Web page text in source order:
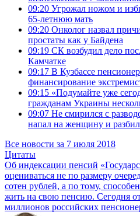
09:20 Угрожал ножом и
65-летнюю мать
09:20 Онколог назвал
простаты как у Байдена
09:19 СК возбудил дело
Камчатке
09:17 В Кузбассе
финансирование
09:15 «Подумайте уже
гражданам Украины
09:07 Не смирился с
напал на женщину и
Все новости за 7 июля 2018
Цитаты
Об индексации пенсий
оцениваться не по размеру
сотен рублей, а по тому,
жить на свою пенсию. Сегодня
миллионов российских